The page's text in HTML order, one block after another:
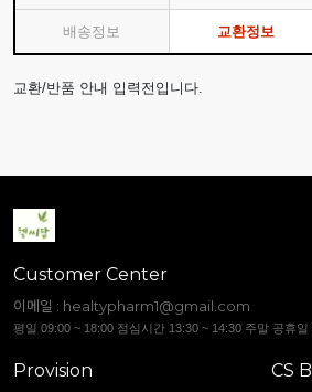
배송정보 교환정보
교환/반품 안내 입력전입니다.
Customer Center
이메일 : healtypharm1@gmail.com
평일 09:00 ~ 18:00 점심시간 13:30 ~ 14:30 주말 공휴일
Provision CS